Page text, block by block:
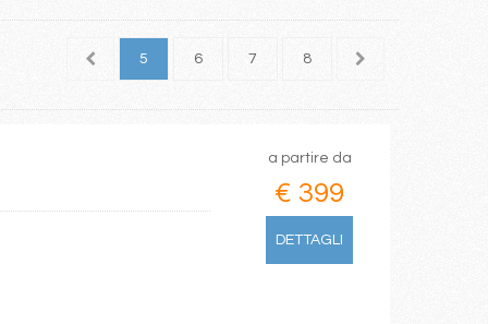
4 5 6 7 8 9
a partire da
€ 399
DETTAGLI